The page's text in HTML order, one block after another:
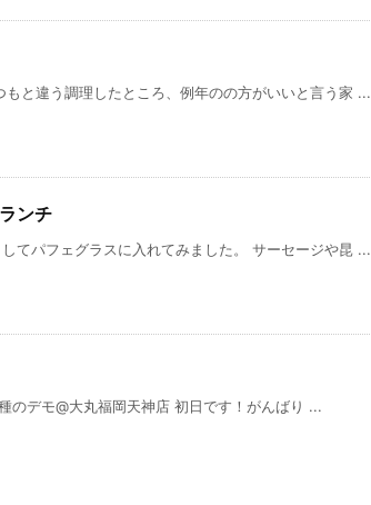
もと違う調理したところ、例年のの方がいいと言う家 ...
ンチ
てパフェグラスに入れてみました。 サーセージや昆 ...
デモ@大丸福岡天神店 初日です！がんばり ...